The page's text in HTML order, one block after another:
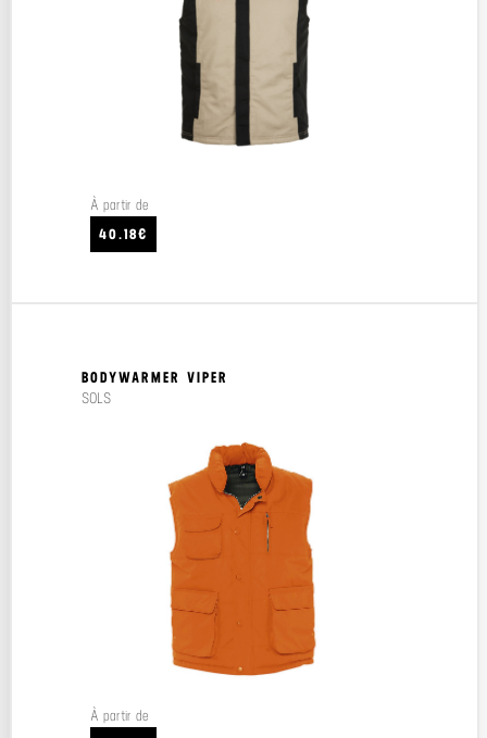
À partir de
40.18€
BODYWARMER VIPER
SOLS
À partir de